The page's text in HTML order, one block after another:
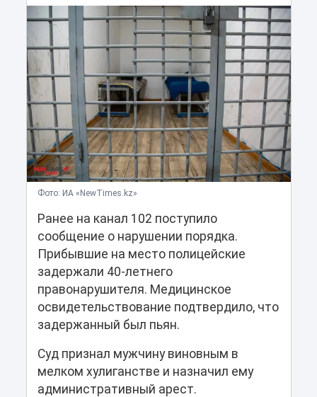
Фото: ИА «NewTimes.kz»
Ранее на канал 102 поступило
сообщение о нарушении порядка.
Прибывшие на место полицейские
задержали 40-летнего
правонарушителя. Медицинское
освидетельствование подтвердило, что
задержанный был пьян.
Суд признал мужчину виновным в
мелком хулиганстве и назначил ему
административный арест.